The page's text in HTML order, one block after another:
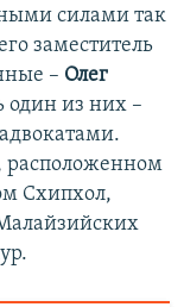
силами так
заместитель
– Олег
из них –
расположенном
Схипхол,